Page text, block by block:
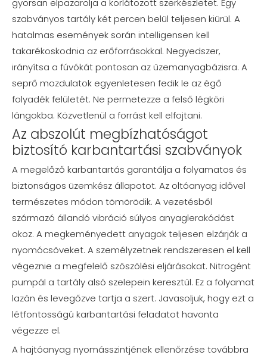
gyorsan elpazarolja a korlátozott szerkészletet. Egy
szabványos tartály két percen belül teljesen kiürül. A
hatalmas események során intelligensen kell
takarékoskodnia az erőforrásokkal. Negyedszer,
irányítsa a fúvókát pontosan az üzemanyagbázisra. A
seprő mozdulatok egyenletesen fedik le az égő
folyadék felületét. Ne permetezze a felső légköri
lángokba. Közvetlenül a forrást kell elfojtani.
Az abszolút megbízhatóságot
biztosító karbantartási szabványok
A megelőző karbantartás garantálja a folyamatos és
biztonságos üzemkész állapotot. Az oltóanyag idővel
természetes módon tömörödik. A vezetésből
származó állandó vibráció súlyos anyaglerakódást
okoz. A megkeményedett anyagok teljesen elzárják a
nyomócsöveket. A személyzetnek rendszeresen el kell
végeznie a megfelelő szöszölési eljárásokat. Nitrogént
pumpál a tartály alsó szelepein keresztül. Ez a folyamat
lazán és levegőzve tartja a szert. Javasoljuk, hogy ezt a
létfontosságú karbantartási feladatot havonta
végezze el.
A hajtóanyag nyomásszintjének ellenőrzése továbbra